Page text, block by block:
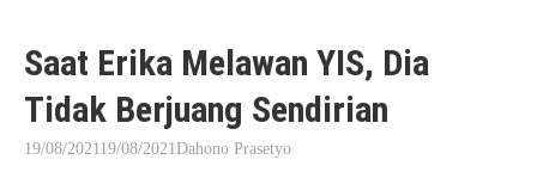
Saat Erika Melawan YIS, Dia
Tidak Berjuang Sendirian
19/08/202119/08/2021Dahono Prasetyo